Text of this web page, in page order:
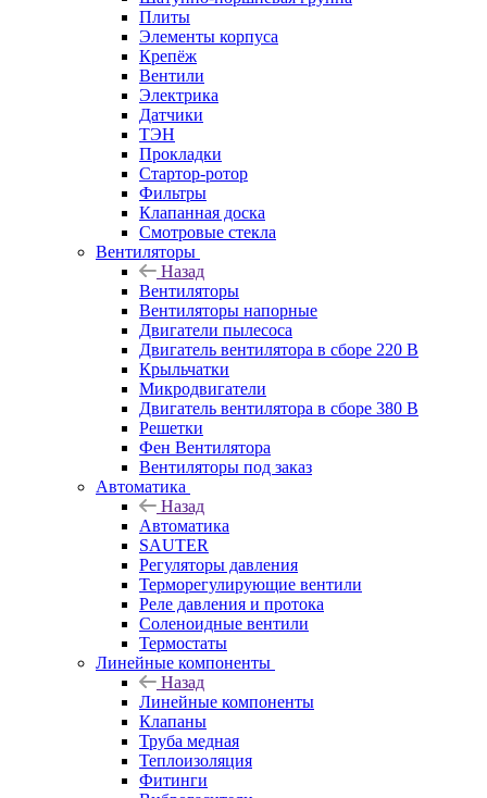
Плиты
Элементы корпуса
Крепёж
Вентили
Электрика
Датчики
ТЭН
Прокладки
Стартор-ротор
Фильтры
Клапанная доска
Смотровые стекла
Вентиляторы
Назад
Вентиляторы
Вентиляторы напорные
Двигатели пылесоса
Двигатель вентилятора в сборе 220 В
Крыльчатки
Микродвигатели
Двигатель вентилятора в сборе 380 В
Решетки
Фен Вентилятора
Вентиляторы под заказ
Автоматика
Назад
Автоматика
SAUTER
Регуляторы давления
Терморегулирующие вентили
Реле давления и протока
Соленоидные вентили
Термостаты
Линейные компоненты
Назад
Линейные компоненты
Клапаны
Труба медная
Теплоизоляция
Фитинги